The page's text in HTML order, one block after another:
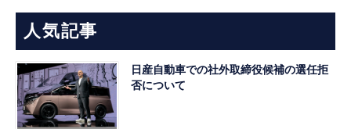
人気記事
日産自動車での社外取締役候補の選任拒
否について